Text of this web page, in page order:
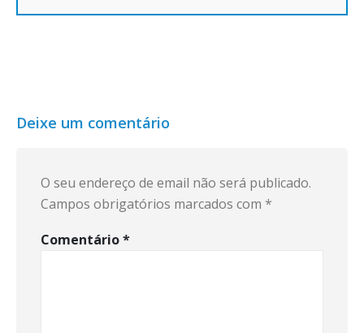
Deixe um comentário
O seu endereço de email não será publicado.
Campos obrigatórios marcados com *
Comentário*